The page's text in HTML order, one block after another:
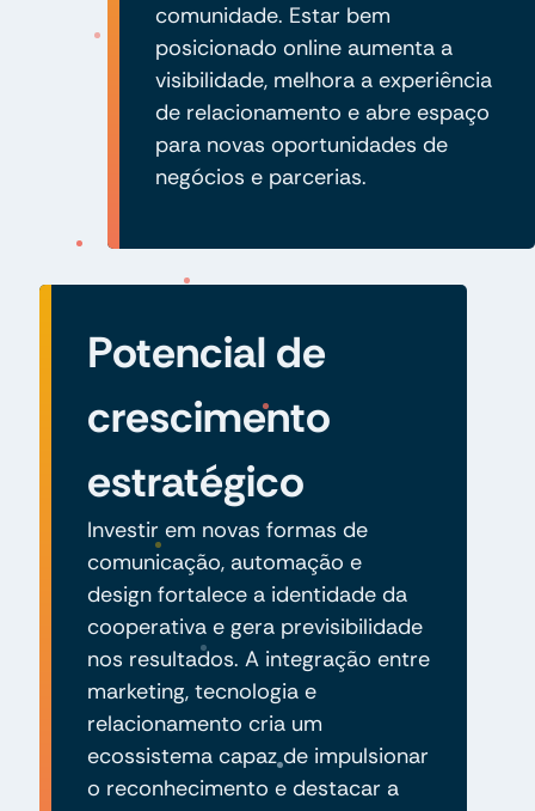
comunidade. Estar bem
posicionado online aumenta a
visibilidade, melhora a experiência
de relacionamento e abre espaço
para novas oportunidades de
negócios e parcerias.
Potencial de
crescimento
estratégico
Investir em novas formas de
comunicação, automação e
design fortalece a identidade da
cooperativa e gera previsibilidade
nos resultados. A integração entre
marketing, tecnologia e
relacionamento cria um
ecossistema capaz de impulsionar
o reconhecimento e destacar a